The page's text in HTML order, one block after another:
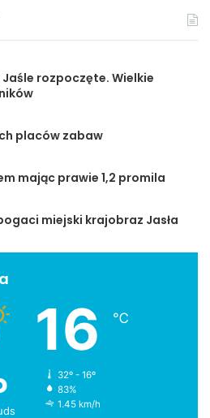
rozpoczęte. Wielkie
placów zabaw
mając prawie 1,2 promila
miejski krajobraz Jasła
16 ℃
32º - 16º
83%
1.45 km/h